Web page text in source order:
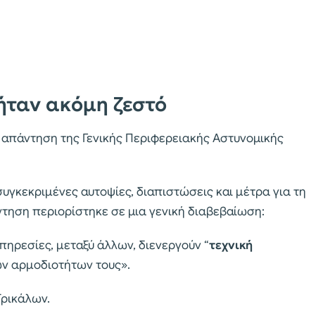
ακόμη ζεστό
της Γενικής Περιφερειακής Αστυνομικής
αυτοψίες, διαπιστώσεις και μέτρα για τη
περιορίστηκε σε μια γενική διαβεβαίωση:
μεταξύ άλλων, διενεργούν “τεχνική
αρμοδιοτήτων τους».